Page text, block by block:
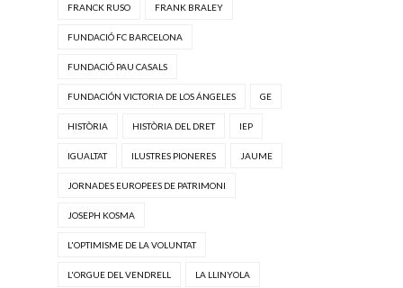
FRANCK RUSO FRANK BRALEY
FUNDACIÓ FC BARCELONA
FUNDACIÓ PAU CASALS
FUNDACIÓN VICTORIA DE LOS ÁNGELES GE
HISTÒRIA HISTÒRIA DEL DRET IEP
IGUALTAT ILUSTRES PIONERES JAUME
JORNADES EUROPEES DE PATRIMONI
JOSEPH KOSMA
L'OPTIMISME DE LA VOLUNTAT
L'ORGUE DEL VENDRELL LA LLINYOLA